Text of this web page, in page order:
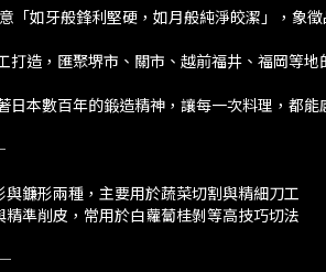
「如牙般鋒利堅硬，如月般純淨皎潔」，象
打造，匯聚堺市、關市、越前福井、福岡等
日本數百年的鍛造精神，讓每一次料理，都能
鐮形兩種，主要用於蔬菜切割與精細刀工
準削皮，常用於白蘿蔔桂剝等高技巧切法